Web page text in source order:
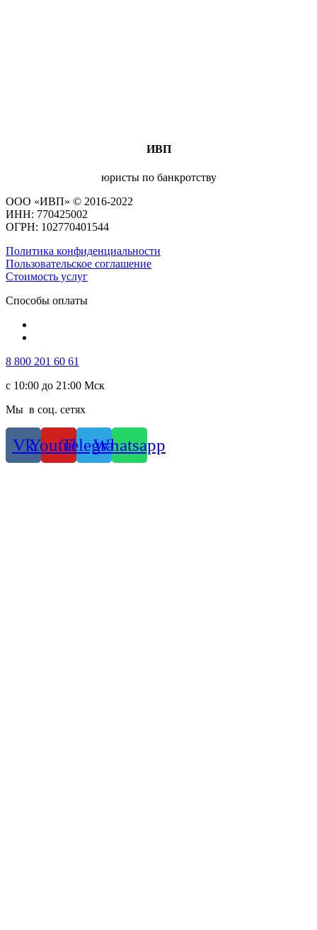
ИВП
юристы по банкротству
ООО «ИВП» © 2016-2022
ИНН: 770425002
ОГРН: 102770401544
Политика конфиденциальности
Пользовательское соглашение
Стоимость услуг
Способы оплаты
8 800 201 60 61
с 10:00 до 21:00 Мск
Мы в соц. сетях
VkYoutubeTelegramWhatsapp